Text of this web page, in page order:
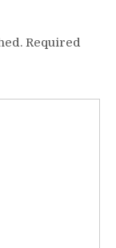
Required